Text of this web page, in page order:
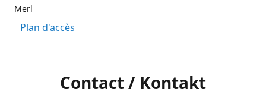
Merl
Plan d'accès
Contact / Kontakt